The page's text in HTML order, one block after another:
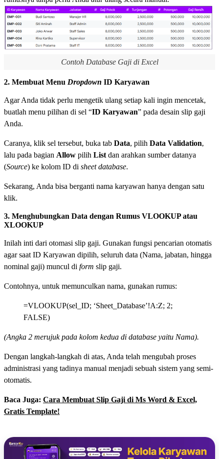
Contoh Database Gaji di Excel
2. Membuat Menu Dropdown ID Karyawan
Agar Anda tidak perlu mengetik ulang setiap kali ingin mencetak,
buatlah menu pilihan di sel “ID Karyawan” pada desain slip gaji
Anda.
Caranya, klik sel tersebut, buka tab Data, pilih Data Validation,
lalu pada bagian Allow pilih List dan arahkan sumber datanya
(Source) ke kolom ID di sheet database.
Sekarang, Anda bisa berganti nama karyawan hanya dengan satu
klik.
3. Menghubungkan Data dengan Rumus VLOOKUP atau
XLOOKUP
Inilah inti dari otomasi slip gaji. Gunakan fungsi pencarian otomatis
agar saat ID Karyawan dipilih, seluruh data (Nama, jabatan, hingga
nominal gaji) muncul di form slip gaji.
Contohnya, untuk memunculkan nama, gunakan rumus:
=VLOOKUP(sel_ID; ‘Sheet_Database’!A:Z; 2;
FALSE)
(Angka 2 merujuk pada kolom kedua di database yaitu Nama).
Dengan langkah-langkah di atas, Anda telah mengubah proses
administrasi yang tadinya manual menjadi sebuah sistem yang semi-
otomatis.
Baca Juga: Cara Membuat Slip Gaji di Ms Word & Excel,
Gratis Template!